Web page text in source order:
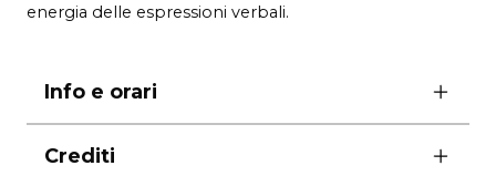
energia delle espressioni verbali.
Info e orari
La partecipazione al seminario sound 6
movement ha un costo di 60,00€
Crediti